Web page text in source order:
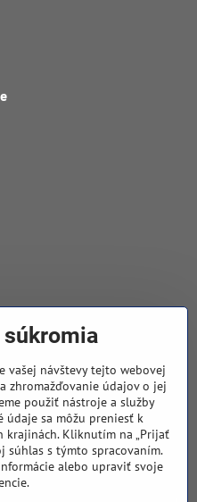
vašej návštevy tejto webovej
zhromažďovanie údajov o jej
použiť nástroje a služby
údaje sa môžu preniesť k
krajinách. Kliknutím na „Prijať
súhlas s týmto spracovaním.
alebo upraviť svoje